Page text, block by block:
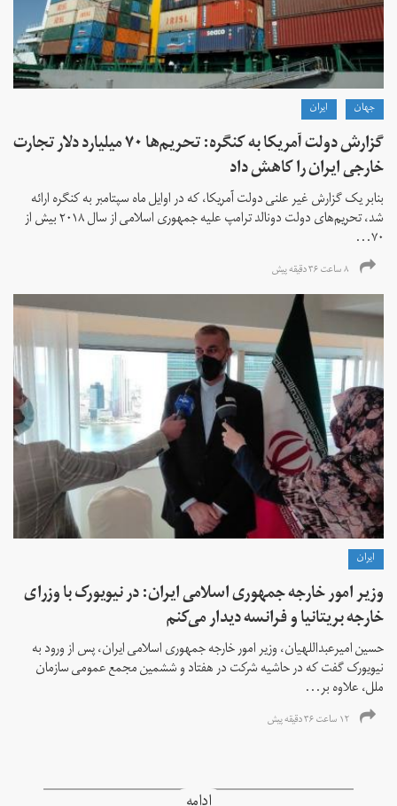
جهان ايران
گزارش دولت آمریکا به کنگره: تحریم‌ها ۷۰ میلیارد دلار تجارت
خارجی ایران را کاهش داد
بنابر یک گزارش غیر علنی دولت آمریکا، که در اوایل ماه سپتامبر به کنگره ارائه
شد، تحریم‌های دولت دونالد ترامپ علیه جمهوری اسلامی از سال ۲۰۱۸ بیش از
۷۰...
۸ ساعت ۳۶ دقیقه پیش
ايران
وزیر امور خارجه جمهوری اسلامی ایران: در نیویورک با وزرای
خارجه بریتانیا و فرانسه دیدار می‌کنم
حسین امیرعبداللهیان، وزیر امور خارجه جمهوری اسلامی ایران، پس از ورود به
نیویورک گفت که در حاشیه شرکت در هفتاد و ششمین مجمع عمومی سازمان
ملل، علاوه بر...
۱۲ ساعت ۳۶ دقیقه پیش